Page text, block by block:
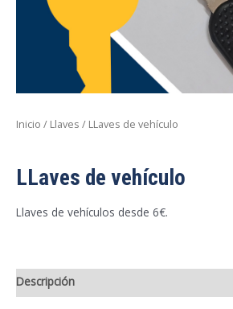
Inicio / Llaves / LLaves de vehículo
LLaves de vehículo
Llaves de vehículos desde 6€.
Descripción